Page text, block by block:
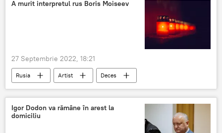
A murit interpretul rus Boris Moiseev
27 Septembrie 2022, 18:21
Rusia Artist Deces
Igor Dodon va rămâne în arest la
domiciliu